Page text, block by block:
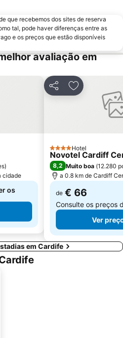
que recebemos dos sites de reserva
tal, pode haver diferenças entre as
e os preços que estão disponíveis
avaliação em
)
cidade
os
PartilharAdicionar
4 Estrelas
Hotel
Novotel Cardiff
8,2 Muito boa (12.280
a 0.8 km de Cardiff
de € 66
Consulte os preços
Ver
em Cardife